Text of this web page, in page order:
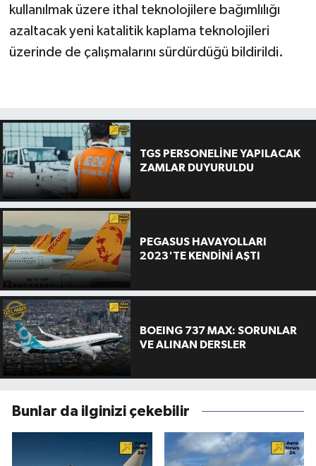
kullanılmak üzere ithal teknolojilere bağımlılığı
azaltacak yeni katalitik kaplama teknolojileri
üzerinde de çalışmalarını sürdürdüğü bildirildi.
TGS PERSONELİNE YAPILACAK
ZAMLAR DUYURULDU
PEGASUS HAVAYOLLARI
2023'TE KENDİNİ AŞTI
BOEING 737 MAX: SORUNLAR
VE ALINAN DERSLER
Bunlar da ilginizi çekebilir